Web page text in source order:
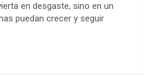
en desgaste, sino en un
puedan crecer y seguir